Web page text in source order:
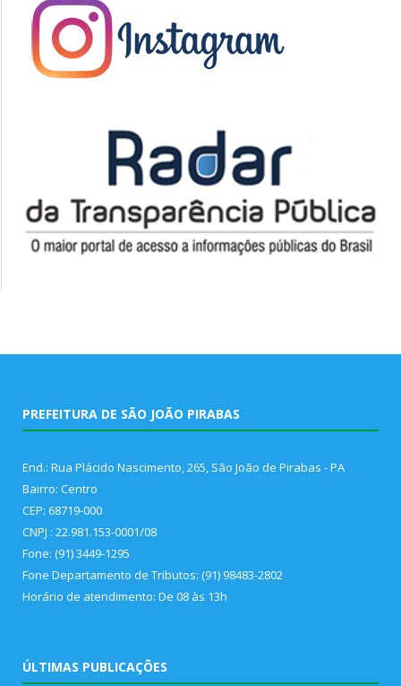
PREFEITURA DE SÃO JOÃO PIRABAS
End.: Rua Plácido Nascimento, 265, São João de Pirabas - PA
Bairro: Centro
CEP: 68719-000
CNPJ : 22.981.153-0001/08
Fone: (91) 3449-1295
Fone Departamento de Tributos: (91) 98483-2802
Horário de atendimento: De 08 às 13h
ÚLTIMAS PUBLICAÇÕES